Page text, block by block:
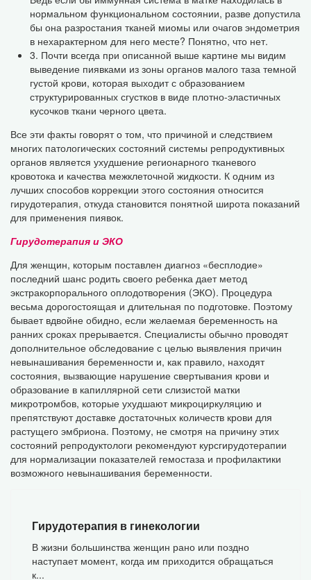
нормальном функциональном состоянии, разве допустила
бы она разростания тканей миомы или очагов эндометрия
в нехарактерном для него месте? Понятно, что нет.
3. Почти всегда при описанной выше картине мы видим
выведение пиявками из зоны органов малого таза темной
густой крови, которая выходит с образованием
структурированных сгустков в виде плотно-эластичных
кусочков ткани черного цвета.
Все эти факты говорят о том, что причиной и следствием
многих патологических состояний системы репродуктивных
органов является ухудшение регионарного тканевого
кровотока и качества межклеточной жидкости. К одним из
лучших способов коррекции этого состояния относится
гирудотерапия, откуда становится понятной широта показаний
для применения пиявок.
Гирудотерапия и ЭКО
Для женщин, которым поставлен диагноз «бесплодие»
последний шанс родить своего ребенка дает метод
экстракорпорального оплодотворения (ЭКО). Процедура
весьма дорогостоящая и длительная по подготовке. Поэтому
бывает вдвойне обидно, если желаемая беременность на
ранних сроках прерывается. Специалисты обычно проводят
дополнительное обследование с целью выявления причин
невынашивания беременности и, как правило, находят
состояния, вызвающие нарушение свертывания крови и
образование в капиллярной сети слизистой матки
микротромбов, которые ухудшают микроциркуляцию и
препятствуют доставке достаточных количеств крови для
растущего эмбриона. Поэтому, не смотря на причину этих
состояний репродуктологи рекомендуют курсгирудотерапии
для нормализации показателей гемостаза и профилактики
возможного невынашивания беременности.
Гирудотерапия в гинекологии
В жизни большинства женщин рано или поздно
наступает момент, когда им приходится обращаться
к...